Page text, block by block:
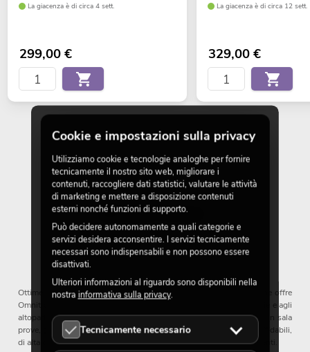
La giacenza è di circa 4 sett.
299,00€
La giacenza è di circa 12 sett.
329,00€
Buona qualità a un prezzo equo
Ottime apparecchiature audio a prezzi accessibili: questo è ciò che offre
Omnitronic. La gamma di prodotti spazia dai mixer per DJ alle cuffie e agli
altoparlanti. Che si tratti di DJ in discoteca, musicisti sul palco o in sala
prove, gestori di ristoranti o bar, tutti possono godere di prodotti affidabili,
di alta qualità, dotati delle più recenti tecnologie e a prezzi convenienti.
Cookie e impostazioni sulla privacy
Utilizziamo cookie e tecnologie analoghe per fornire
tecnicamente il nostro sito web, migliorare i
contenuti, raccogliere dati statistici, valutare le attività
di marketing e mettere a disposizione contenuti
esterni nonché funzioni di supporto.
Può decidere autonomamente a quali categorie e
servizi desidera acconsentire. I servizi tecnicamente
necessari sono indispensabili e non possono essere
disattivati.
Ulteriori informazioni al riguardo sono disponibili nella
nostra informativa sulla privacy.
Tecnicamente necessario